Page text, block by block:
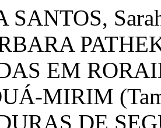
SANTOS,
EM
MIRIM
DE